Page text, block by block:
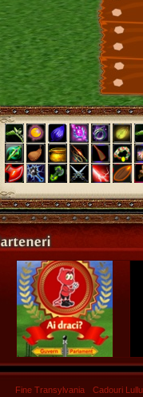
Fine Transylvania Cadouri